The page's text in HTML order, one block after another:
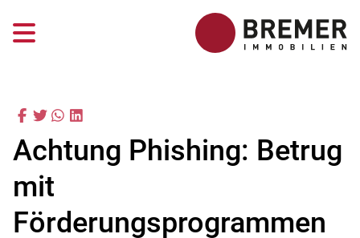
Achtung Phishing: Betrug
mit
Förderungsprogrammen